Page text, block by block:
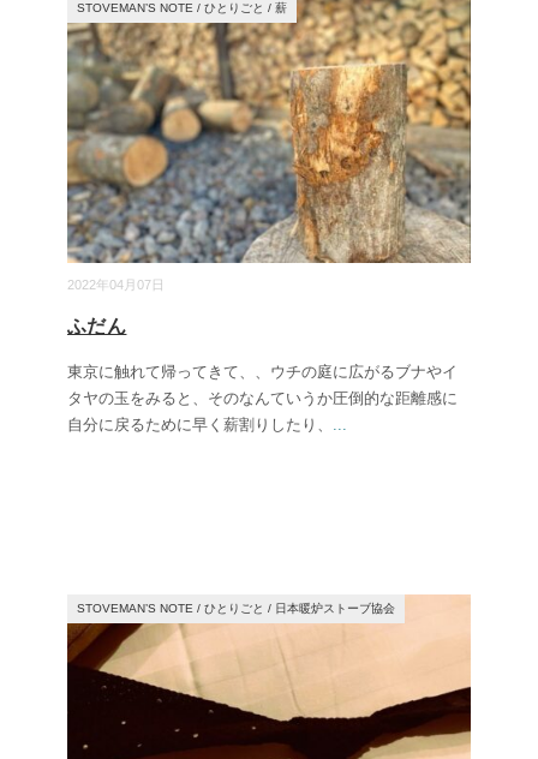
2022年04月07日
STOVEMAN’S NOTE / ひとりごと / 薪
ふだん
東京に触れて帰ってきて、、ウチの庭に広がるブナやイ
タヤの玉をみると、そのなんていうか圧倒的な距離感に
自分に戻るために早く薪割りしたり、 ...
STOVEMAN’S NOTE / ひとりごと / 日本暖炉ストーブ協会